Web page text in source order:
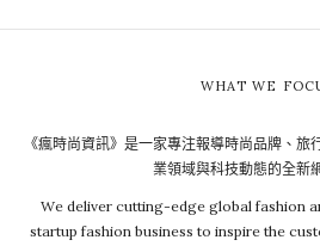
WHAT WE
《瘋時尚資訊》是一家專注報導時尚品牌、
業領域與科技動態的全新
We deliver cutting-edge global fashion
startup fashion business to inspire the